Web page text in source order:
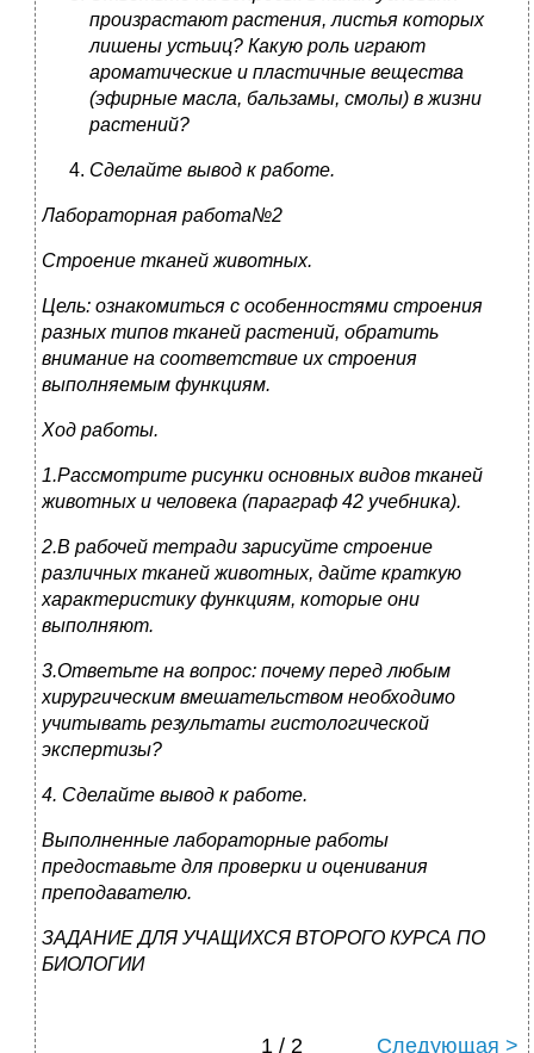
произрастают растения, листья которых
лишены устьиц? Какую роль играют
ароматические и пластичные вещества
(эфирные масла, бальзамы, смолы) в жизни
растений?
Сделайте вывод к работе.
Лабораторная работа№2
Строение тканей животных.
Цель: ознакомиться с особенностями строения
разных типов тканей растений, обратить
внимание на соответствие их строения
выполняемым функциям.
Ход работы.
1.Рассмотрите рисунки основных видов тканей
животных и человека (параграф 42 учебника).
2.В рабочей тетради зарисуйте строение
различных тканей животных, дайте краткую
характеристику функциям, которые они
выполняют.
3.Ответьте на вопрос: почему перед любым
хирургическим вмешательством необходимо
учитывать результаты гистологической
экспертизы?
4. Сделайте вывод к работе.
Выполненные лабораторные работы
предоставьте для проверки и оценивания
преподавателю.
ЗАДАНИЕ ДЛЯ УЧАЩИХСЯ ВТОРОГО КУРСА ПО
БИОЛОГИИ
1 / 2 Следующая >